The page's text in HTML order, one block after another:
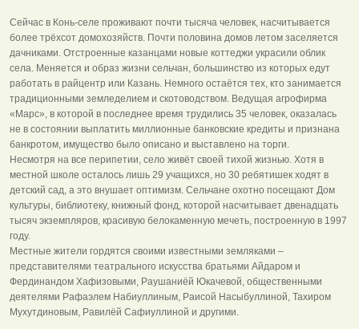
Сейчас в Конь-селе проживают почти тысяча человек, насчитывается
более трёхсот домохозяйств. Почти половина домов летом заселяется
дачниками. Отстроенные казанцами новые коттеджи украсили облик
села. Меняется и образ жизни сельчан, большинство из которых едут
работать в райцентр или Казань. Немного остаётся тех, кто занимается
традиционными земледелием и скотоводством. Ведущая агрофирма
«Марс», в которой в последнее время трудились 35 человек, оказалась
не в состоянии выплатить миллионные банковские кредиты и признана
банкротом, имущество было описано и выставлено на торги.
Несмотря на все перипетии, село живёт своей тихой жизнью. Хотя в
местной школе осталось лишь 29 учащихся, но 30 ребятишек ходят в
детский сад, а это внушает оптимизм. Сельчане охотно посещают Дом
культуры, библиотеку, книжный фонд, которой насчитывает двенадцать
тысяч экземпляров, красивую белокаменную мечеть, построенную в 1997
году.
Местные жители гордятся своими известными земляками –
представителями театрального искусства братьями Айдаром и
Фердинандом Хафизовыми, Раушаниёй Юкачевой, общественными
деятелями Рафаэлем Набиуллиным, Раисой Насыбуллиной, Тахиром
Мухутдиновым, Равилёй Сафиуллиной и другими.